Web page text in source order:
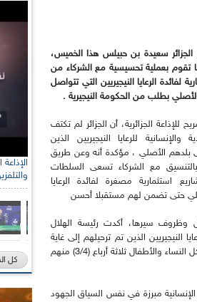
الجزائر سعيدة بن حبيلس هذا الخميس،
تقوم بعملية تحسيسية مع الشركاء من
لفائدة الرعايا النيجيريين التي تتواصل
بطلب من الحكومة النيجيرية .
الجزائرية، أن الجزائر لم تكتف
والإنسانية للرعايا النيجيريين الذين
بلدهم الأصلي ، مؤكدة أنه وعن طريق
وبالتنسيق مع الشركاء تسعى السلطات
استثمارية مصغرة لفائدة الرعايا
حتى تضمن لهم مستقبلا أحسن
وظروف سيرها، أكدت رئيسة الهلال
النيجيريين الذين تم ترحيلهم إلى غاية
اليوم بلغ 1145 رعية، يشكل النساء والأطفال ثلاثة أرباع (3/4) منهم
مبرزة في نفس السياق الجهود
كل